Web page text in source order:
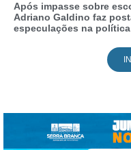
Após impasse sobre
Adriano Galdino faz
especulações na